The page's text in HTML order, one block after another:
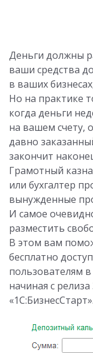
Деньги должны
ваши средства
в ваших
Но на практике
когда деньги
на вашем счету,
давно
закончит
Грамотный
или бухгалтер
вынужденные
И самое
разместить
В этом вам
бесплатно
пользователям
начиная с
«1С:БизнесСтарт».